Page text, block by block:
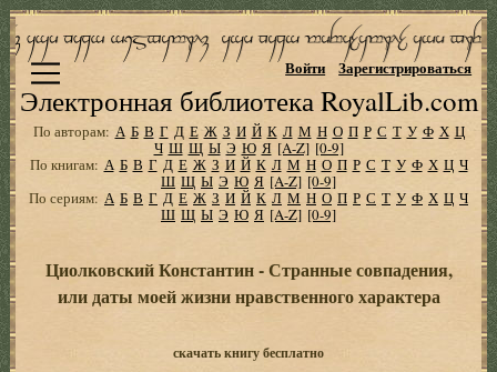
Электронная библиотека RoyalLib.com
Войти Зарегистрироваться
По авторам: А Б В Г Д Е Ж З И Й К Л М Н О П Р С Т У Ф Х Ц
Ч Ш Щ Ы Э Ю Я [A-Z] [0-9]
По книгам: А Б В Г Д Е Ж З И Й К Л М Н О П Р С Т У Ф Х Ц Ч
Ш Щ Ы Э Ю Я [A-Z] [0-9]
По сериям: А Б В Г Д Е Ж З И Й К Л М Н О П Р С Т У Ф Х Ц Ч
Ш Щ Ы Э Ю Я [A-Z] [0-9]
Циолковский Константин - Странные совпадения,
или даты моей жизни нравственного характера
скачать книгу бесплатно